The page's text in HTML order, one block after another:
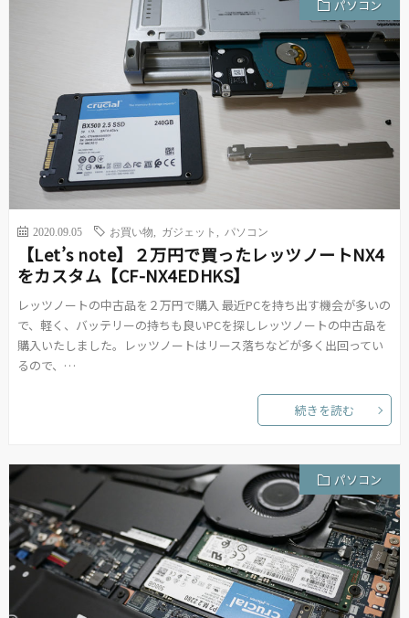
パソコン
2020.09.05 お買い物 ガジェット パソコン
【Let’s note】２万円で買ったレッツノートNX4
をカスタム【CF-NX4EDHKS】
レッツノートの中古品を２万円で購入 最近PCを持ち出す機会が多いの
で、軽く、バッテリーの持ちも良いPCを探しレッツノートの中古品を
購入いたしました。レッツノートはリース落ちなどが多く出回ってい
るので、…
続きを読む
パソコン